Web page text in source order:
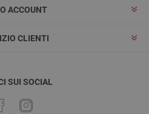
ACCOUNT
CLIENTI
SUI SOCIAL